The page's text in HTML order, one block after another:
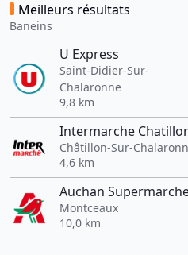
Meilleurs résultats
Baneins
U Express
Saint-Didier-Sur-
Chalaronne
9,8 km
Intermarche
Châtillon-Sur-
4,6 km
Auchan
Montceaux
10,0 km